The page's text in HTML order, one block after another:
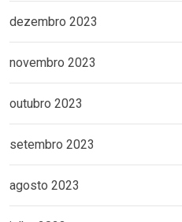
dezembro 2023
novembro 2023
outubro 2023
setembro 2023
agosto 2023